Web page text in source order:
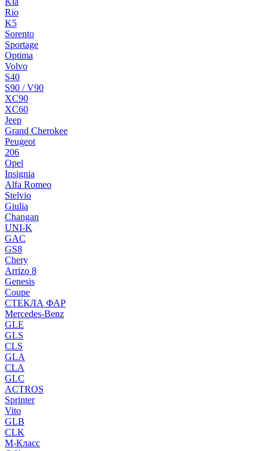
Rio
K5
Sorento
Sportage
Optima
Volvo
S40
S90 / V90
XC90
XC60
Jeep
Grand Cherokee
Peugeot
206
Opel
Insignia
Alfa Romeo
Stelvio
Giulia
Changan
UNI-K
GAC
GS8
Chery
Arrizo 8
Genesis
Coupe
СТЕКЛА ФАР
Mercedes-Benz
GLE
GLS
CLS
GLA
CLA
GLC
ACTROS
Sprinter
Vito
GLB
CLK
M-Класс